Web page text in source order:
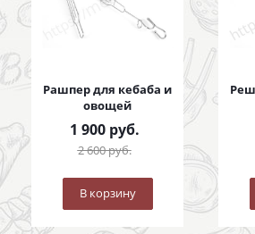
Рашпер для кебаба и
овощей
1 900руб.
2 600руб.
В корзину